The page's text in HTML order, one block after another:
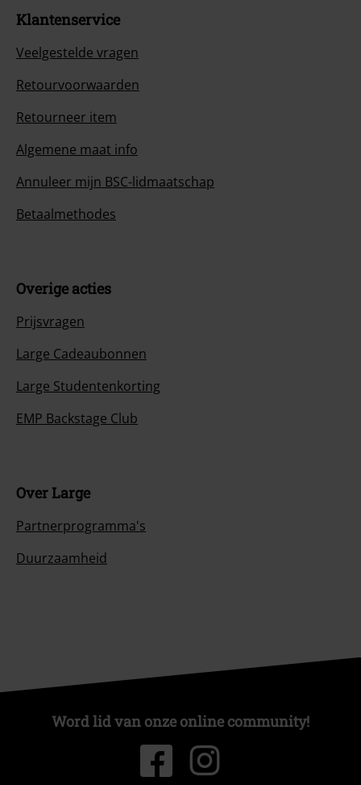
Klantenservice
Veelgestelde vragen
Retourvoorwaarden
Retourneer item
Algemene maat info
Annuleer mijn BSC-lidmaatschap
Betaalmethodes
Overige acties
Prijsvragen
Large Cadeaubonnen
Large Studentenkorting
EMP Backstage Club
Over Large
Partnerprogramma's
Duurzaamheid
Word lid van onze online community!